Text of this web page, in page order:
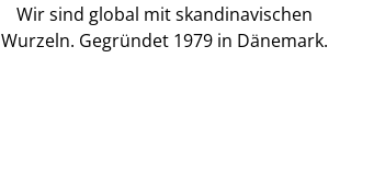
Wir sind global mit skandinavischen
Wurzeln. Gegründet 1979 in Dänemark.